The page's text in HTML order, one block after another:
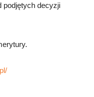
podjętych decyzji